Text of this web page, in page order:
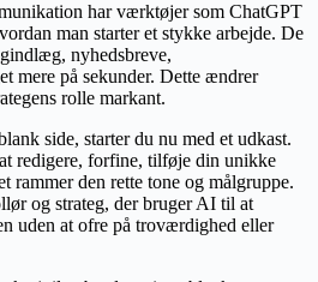
har værktøjer som ChatGPT
man starter et stykke arbejde. De
nyhedsbreve,
mere på sekunder. Dette ændrer
rolle markant.
side, starter du nu med et udkast.
redigere, forfine, tilføje din unikke
rammer den rette tone og målgruppe.
og strateg, der bruger AI til at
uden at ofre på troværdighed eller